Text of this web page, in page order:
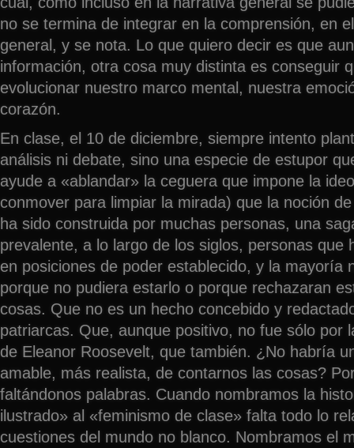
no se termina de integrar en la comprensión, en
general, y se nota. Lo que quiero decir es que
información, otra cosa muy distinta es conseguir
evolucionar nuestro marco mental, nuestra
corazón.
En clase, el 10 de diciembre, siempre intento
análisis ni debate, sino una especie de estupor
ayude a «ablandar» la ceguera que impone la
conmover para limpiar la mirada) que la noción
ha sido construida por muchas personas, una
prevalente, a lo largo de los siglos, personas que
en posiciones de poder establecido, y la mayoría
porque no pudiera estarlo o porque rechazaran
cosas. Que no es un hecho concebido y
patriarcas. Que, aunque positivo, no fue sólo por
de Eleanor Roosevelt, que también. ¿No habría
amable, más realista, de contarnos las cosas?
faltándonos palabras. Cuando nombramos la
ilustrado» al «feminismo de clase» falta todo lo
cuestiones del mundo no blanco. Nombramos el